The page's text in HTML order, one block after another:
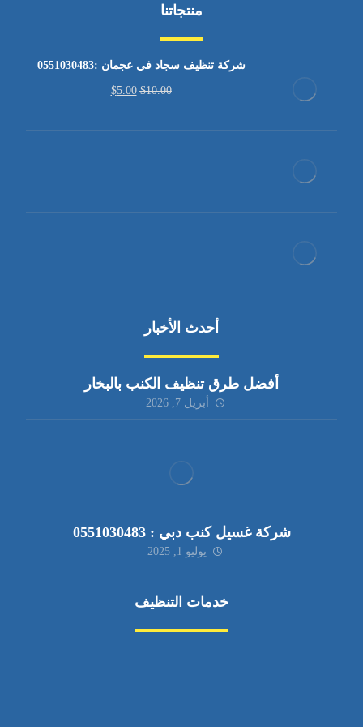
منتجاتنا
شركة تنظيف سجاد في عجمان :0551030483
$10.00
$5.00
أحدث الأخبار
أفضل طرق تنظيف الكنب بالبخار
أبريل 7, 2026
شركة غسيل كنب دبي : 0551030483
يوليو 1, 2025
خدمات التنظيف